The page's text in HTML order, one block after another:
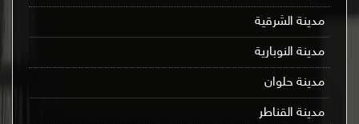
مدينة الشرقية
مدينة النوبارية
مدينة حلوان
مدينة القناطر